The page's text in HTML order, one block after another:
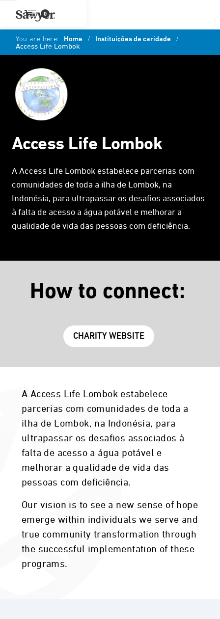
0
You are here: Home / Instituições de caridade /
Access Life Lombok
Access Life Lombok
A Access Life Lombok estabelece parcerias com
comunidades de toda a ilha de Lombok, na
Indonésia, para ultrapassar os desafios associados
à falta de acesso a água potável e melhorar a
qualidade de vida das pessoas com deficiência.
How to connect:
CHARITY WEBSITE
A Access Life Lombok estabelece
parcerias com comunidades de toda a
ilha de Lombok, na Indonésia, para
ultrapassar os desafios associados à
falta de acesso a água potável e
melhorar a qualidade de vida das
pessoas com deficiência.
Our vision is to see a new sense of hope
emerge within individuals we serve and
true community transformation through
the successful implementation of these
programs.